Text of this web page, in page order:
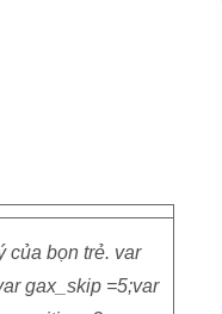
của bọn trẻ. var
gax_skip =5;var